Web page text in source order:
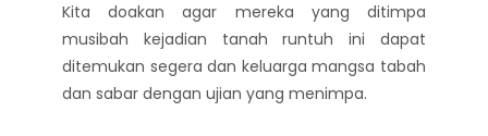
Kita doakan agar mereka yang ditimpa
musibah kejadian tanah runtuh ini dapat
ditemukan segera dan keluarga mangsa tabah
dan sabar dengan ujian yang menimpa.